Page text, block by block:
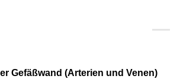
Gefäßwand (Arterien und Venen)